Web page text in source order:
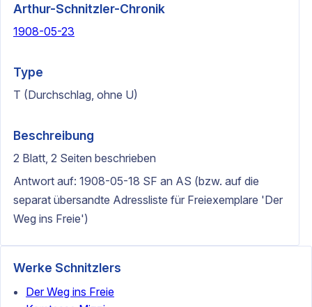
Arthur-Schnitzler-Chronik
1908-05-23
Type
T (Durchschlag, ohne U)
Beschreibung
2 Blatt, 2 Seiten beschrieben
Antwort auf: 1908-05-18 SF an AS (bzw. auf die
separat übersandte Adressliste für Freiexemplare 'Der
Weg ins Freie')
Werke Schnitzlers
Der Weg ins Freie